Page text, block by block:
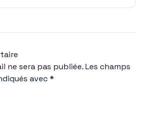
ne sera pas publiée.Les champs
avec*